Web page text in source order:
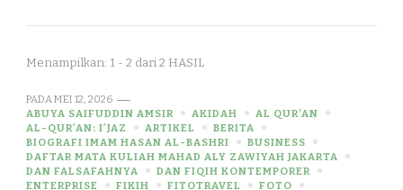
Menampilkan: 1 - 2 dari 2 HASIL
PADAMEI 12, 2026
ABUYA SAIFUDDIN AMSIR
AKIDAH
AL QUR'AN
AL-QUR’AN: I’JAZ
ARTIKEL
BERITA
BIOGRAFI IMAM HASAN AL-BASHRI
BUSINESS
DAFTAR MATA KULIAH MAHAD ALY ZAWIYAH JAKARTA
DAN FALSAFAHNYA
DAN FIQIH KONTEMPORER
ENTERPRISE
FIKIH FITOTRAVEL
FOTO